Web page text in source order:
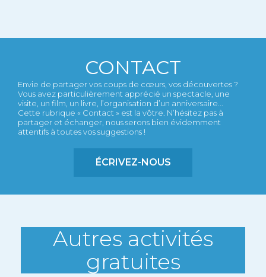
CONTACT
Envie de partager vos coups de cœurs, vos découvertes ?
Vous avez particulièrement apprécié un spectacle, une
visite, un film, un livre, l’organisation d’un anniversaire...
Cette rubrique « Contact » est la vôtre. N’hésitez pas à
partager et échanger, nous serons bien évidemment
attentifs à toutes vos suggestions !
ÉCRIVEZ-NOUS
Autres activités
gratuites